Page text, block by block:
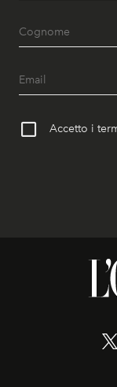
Accetto i